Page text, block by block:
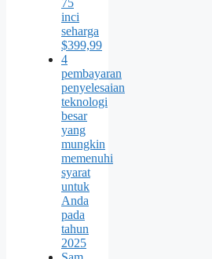
75
inci
seharga
$399,99
4
pembayaran
penyelesaian
teknologi
besar
yang
mungkin
memenuhi
syarat
untuk
Anda
pada
tahun
2025